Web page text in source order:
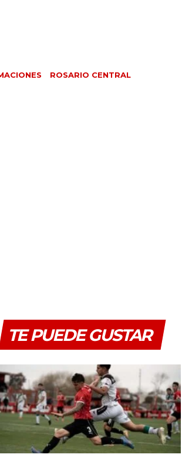
ROSARIO CENTRAL
TE PUEDE GUSTAR